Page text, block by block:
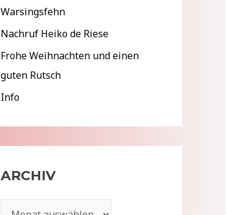
:Warsingsfehn
Nachruf Heiko de Riese
Frohe Weihnachten und einen
guten Rutsch
Info
ARCHIV